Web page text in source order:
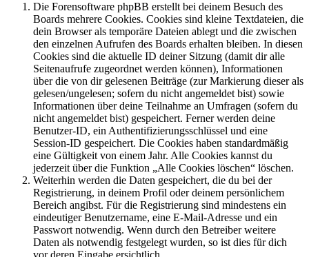
Die Forensoftware phpBB erstellt bei deinem Besuch des
Boards mehrere Cookies. Cookies sind kleine Textdateien, die
dein Browser als temporäre Dateien ablegt und die zwischen
den einzelnen Aufrufen des Boards erhalten bleiben. In diesen
Cookies sind die aktuelle ID deiner Sitzung (damit dir alle
Seitenaufrufe zugeordnet werden können), Informationen
über die von dir gelesenen Beiträge (zur Markierung dieser als
gelesen/ungelesen; sofern du nicht angemeldet bist) sowie
Informationen über deine Teilnahme an Umfragen (sofern du
nicht angemeldet bist) gespeichert. Ferner werden deine
Benutzer-ID, ein Authentifizierungsschlüssel und eine
Session-ID gespeichert. Die Cookies haben standardmäßig
eine Gültigkeit von einem Jahr. Alle Cookies kannst du
jederzeit über die Funktion „Alle Cookies löschen“ löschen.
Weiterhin werden die Daten gespeichert, die du bei der
Registrierung, in deinem Profil oder deinem persönlichem
Bereich angibst. Für die Registrierung sind mindestens ein
eindeutiger Benutzername, eine E-Mail-Adresse und ein
Passwort notwendig. Wenn durch den Betreiber weitere
Daten als notwendig festgelegt wurden, so ist dies für dich